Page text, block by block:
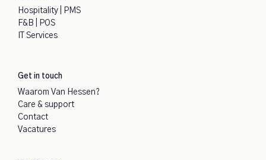
Hospitality | PMS
F&B | POS
IT Services
Get in touch
Waarom Van Hessen?
Care & support
Contact
Vacatures